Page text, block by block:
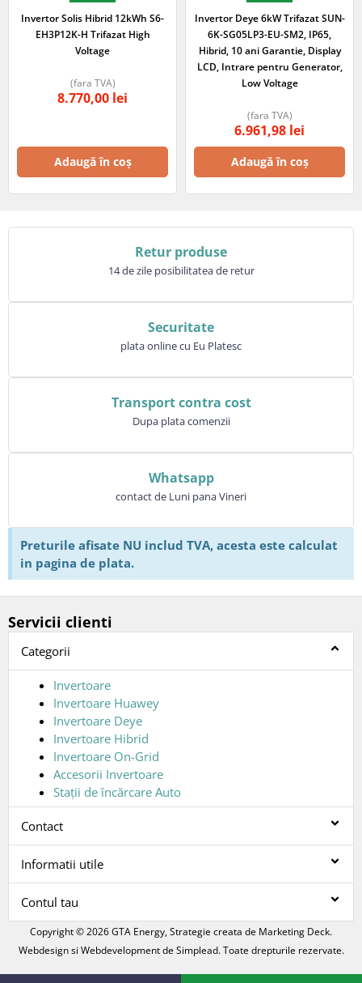
Invertor Solis Hibrid 12kWh S6-
EH3P12K-H Trifazat High
Voltage
8.770,00 lei
(fara TVA)
Adaugă în coș
Invertor Deye 6kW Trifazat SUN-
6K-SG05LP3-EU-SM2, IP65,
Hibrid, 10 ani Garantie, Display
LCD, Intrare pentru Generator,
Low Voltage
6.961,98 lei
(fara TVA)
Adaugă în coș
Retur produse
14 de zile posibilitatea de retur
Securitate
plata online cu Eu Platesc
Transport contra cost
Dupa plata comenzii
Whatsapp
contact de Luni pana Vineri
Preturile afisate NU includ TVA, acesta este calculat
in pagina de plata.
Servicii clienti
Categorii
Invertoare
Invertoare Huawey
Invertoare Deye
Invertoare Hibrid
Invertoare On-Grid
Accesorii Invertoare
Stații de încărcare Auto
Contact
Informatii utile
Contul tau
Copyright © 2026 GTA Energy, Strategie creata de Marketing Deck.
Webdesign si Webdevelopment de Simplead. Toate drepturile rezervate.